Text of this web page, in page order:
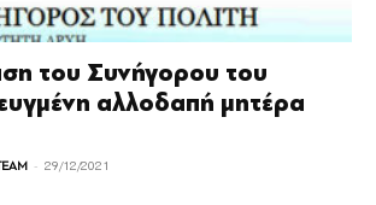
του Συνήγορου του
αλλοδαπή μητέρα
- 29/12/2021